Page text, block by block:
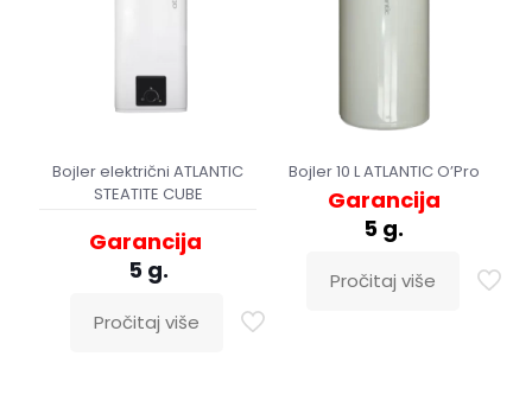
Bojler električni ATLANTIC
STEATITE CUBE
Garancija
5 g.
Pročitaj više
Bojler 10 L ATLANTIC O’Pro
Garancija
5 g.
Pročitaj više